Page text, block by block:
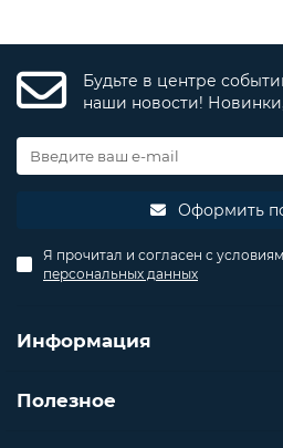
Будьте в центре
наши новости!
Оформить
Я прочитал и согласен с
персональных данных
Информация
Полезное